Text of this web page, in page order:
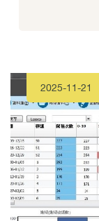
2025-11-21